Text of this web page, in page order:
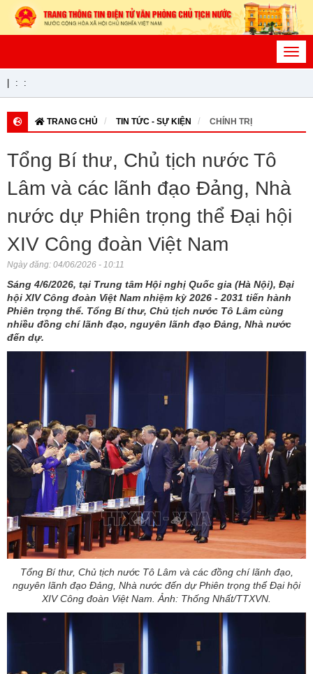
: :
TRANG CHỦ TIN TỨC - SỰ KIỆN CHÍNH TRỊ
Tổng Bí thư, Chủ tịch nước Tô
Lâm và các lãnh đạo Đảng, Nhà
nước dự Phiên trọng thể Đại hội
XIV Công đoàn Việt Nam
Ngày đăng: 04/06/2026 - 10:11
Sáng 4/6/2026, tại Trung tâm Hội nghị Quốc gia (Hà Nội), Đại
hội XIV Công đoàn Việt Nam nhiệm kỳ 2026 - 2031 tiến hành
Phiên trọng thể. Tổng Bí thư, Chủ tịch nước Tô Lâm cùng
nhiều đồng chí lãnh đạo, nguyên lãnh đạo Đảng, Nhà nước
đến dự.
Tổng Bí thư, Chủ tịch nước Tô Lâm và các đồng chí lãnh đạo,
nguyên lãnh đạo Đảng, Nhà nước đến dự Phiên trọng thể Đại hội
XIV Công đoàn Việt Nam. Ảnh: Thống Nhất/TTXVN.